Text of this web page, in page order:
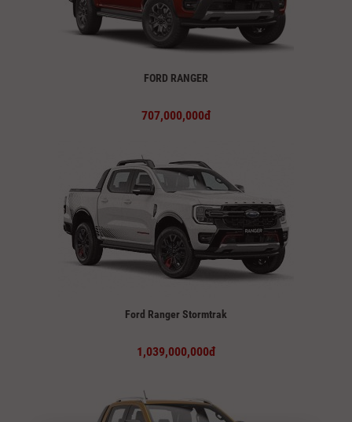
FORD RANGER
707,000,000đ
Ford Ranger Stormtrak
1,039,000,000đ